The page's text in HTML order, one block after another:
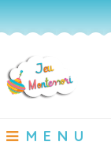
MENU